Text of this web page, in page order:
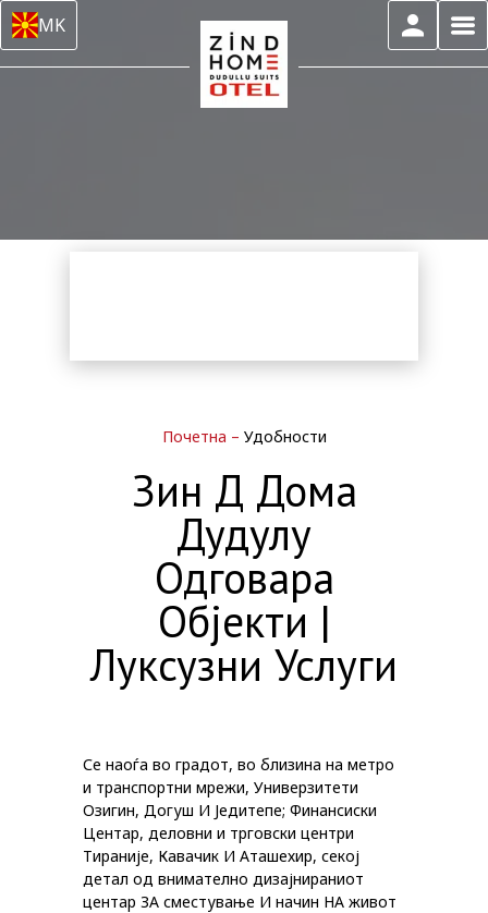
MK
Почетна – Удобности
Зин Д Дома
Дудулу
Одговара
Објекти |
Луксузни Услуги
Се наоѓа во градот, во близина на метро
и транспортни мрежи, Универзитети
Озигин, Догуш И Једитепе; Финансиски
Центар, деловни и трговски центри
Тираније, Кавачик И Аташехир, секој
детал од внимателно дизајнираниот
центар ЗА сместување И начин НА живот